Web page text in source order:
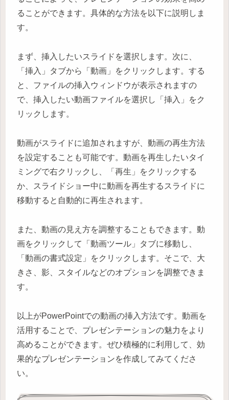
ることができます。具体的な方法を以下に説明しま
す。
まず、挿入したいスライドを選択します。次に、
「挿入」タブから「動画」をクリックします。する
と、ファイルの挿入ウィンドウが表示されますの
で、挿入したい動画ファイルを選択し「挿入」をク
リックします。
動画がスライドに追加されますが、動画の再生方法
を設定することも可能です。動画を再生したいタイ
ミングで右クリックし、「再生」をクリックする
か、スライドショー中に動画を再生するスライドに
移動すると自動的に再生されます。
また、動画の見え方を調整することもできます。動
画をクリックして「動画ツール」タブに移動し、
「動画の書式設定」をクリックします。そこで、大
きさ、影、スタイルなどのオプションを調整できま
す。
以上がPowerPointでの動画の挿入方法です。動画を
活用することで、プレゼンテーションの魅力をより
高めることができます。ぜひ積極的に利用して、効
果的なプレゼンテーションを作成してみてくださ
い。